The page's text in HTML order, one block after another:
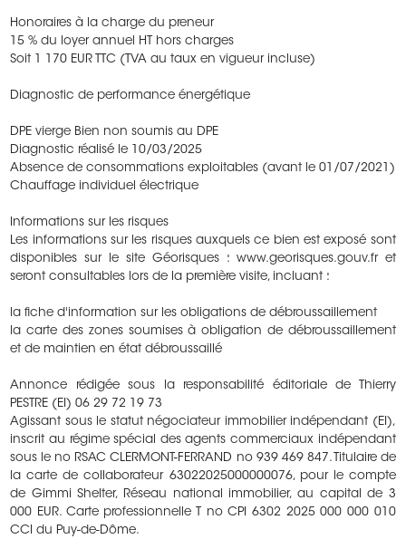
Honoraires à la charge du preneur
15 % du loyer annuel HT hors charges
Soit 1 170 EUR TTC (TVA au taux en vigueur incluse)
Diagnostic de performance énergétique
DPE vierge Bien non soumis au DPE
Diagnostic réalisé le 10/03/2025
Absence de consommations exploitables (avant le 01/07/2021)
Chauffage individuel électrique
Informations sur les risques
Les informations sur les risques auxquels ce bien est exposé sont
disponibles sur le site Géorisques : www.georisques.gouv.fr et
seront consultables lors de la première visite, incluant :
la fiche d'information sur les obligations de débroussaillement
la carte des zones soumises à obligation de débroussaillement
et de maintien en état débroussaillé
Annonce rédigée sous la responsabilité éditoriale de Thierry
PESTRE (EI) 06 29 72 19 73
Agissant sous le statut négociateur immobilier indépendant (EI),
inscrit au régime spécial des agents commerciaux indépendant
sous le no RSAC CLERMONT-FERRAND no 939 469 847. Titulaire de
la carte de collaborateur 63022025000000076, pour le compte
de Gimmi Shelter, Réseau national immobilier, au capital de 3
000 EUR. Carte professionnelle T no CPI 6302 2025 000 000 010
CCI du Puy-de-Dôme.